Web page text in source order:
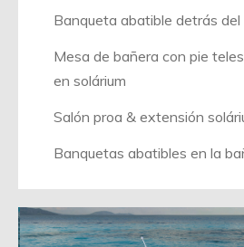
Banqueta abatible detrás
Mesa de bañera con pie
en solárium
Salón proa & extensión
Banquetas abatibles en la